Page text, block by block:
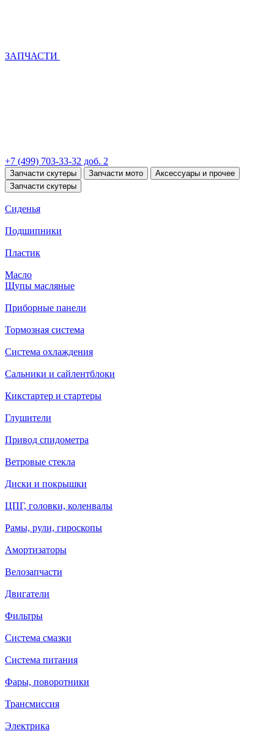
ЗАПЧАСТИ
+7 (499) 703-33-32 доб. 2
Запчасти скутеры Запчасти мото
Аксессуары и прочее
Запчасти скутеры
Сиденья
Подшипники
Пластик
Масло
Щупы масляные
Приборные панели
Тормозная система
Система охлаждения
Сальники и сайлентблоки
Кикстартер и стартеры
Глушители
Привод спидометра
Ветровые стекла
Диски и покрышки
ЦПГ, головки, коленвалы
Рамы, рули, гироскопы
Амортизаторы
Велозапчасти
Двигатели
Фильтры
Система смазки
Система питания
Фары, поворотники
Трансмиссия
Электрика